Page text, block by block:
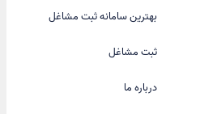
بهترین سامانه ثبت مشاغل
ثبت مشاغل
درباره ما